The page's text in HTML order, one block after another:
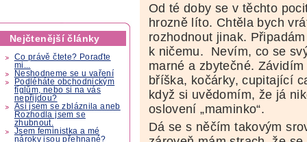
Nejčtenější články
Co právě čtete? Poraďte
mi...
Neshodneme se u vaření
Podléháte obchodnickým
fíglům, nebo si na vás
nepřijdou?
Asi jsem se zbláznila aneb
Rozhodla jsem se
zhubnout.
Jsem feministka a mé
nároky jsou přehnané?
Od té doby se v těchto
hrozně líto. Chtěla bych
rozhodnout jinak.
k ničemu. Nevím, co se
marné a zbytečné.
bříška, kočárky, cupitající
když si uvědomím, že já
oslovení „maminko“.
Dá se s něčím takovým